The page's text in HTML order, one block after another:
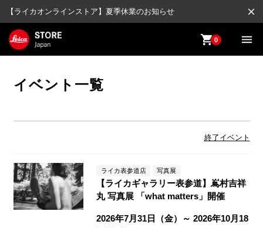
【ライカオンラインストア】夏季休業のお知らせ close
shopping_cart0 menu
イベント一覧
終了イベント
ライカ表参道店 写真展
【ライカギャラリー表参道】嶌村吉祥
丸 写真展 「what matters」開催
2026年7月31日（金）～ 2026年10月18